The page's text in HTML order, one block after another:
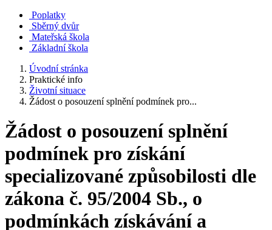
Poplatky
Sběrný dvůr
Mateřská škola
Základní škola
Úvodní stránka
Praktické info
Životní situace
Žádost o posouzení splnění podmínek pro...
Žádost o posouzení splnění
podmínek pro získání
specializované způsobilosti dle
zákona č. 95/2004 Sb., o
podmínkách získávání a